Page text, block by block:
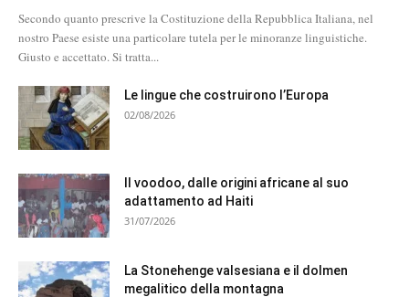
Secondo quanto prescrive la Costituzione della Repubblica Italiana, nel
nostro Paese esiste una particolare tutela per le minoranze linguistiche.
Giusto e accettato. Si tratta...
Le lingue che costruirono l’Europa
02/08/2026
Il voodoo, dalle origini africane al suo
adattamento ad Haiti
31/07/2026
La Stonehenge valsesiana e il dolmen
megalitico della montagna